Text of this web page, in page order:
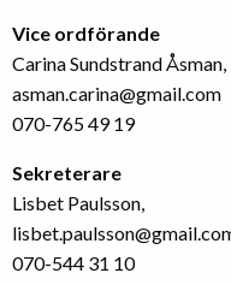
Vice ordförande
Carina Sundstrand Åsman,
asman.carina@gmail.com
070-765 49 19
Sekreterare
Lisbet Paulsson,
070-544 31 10